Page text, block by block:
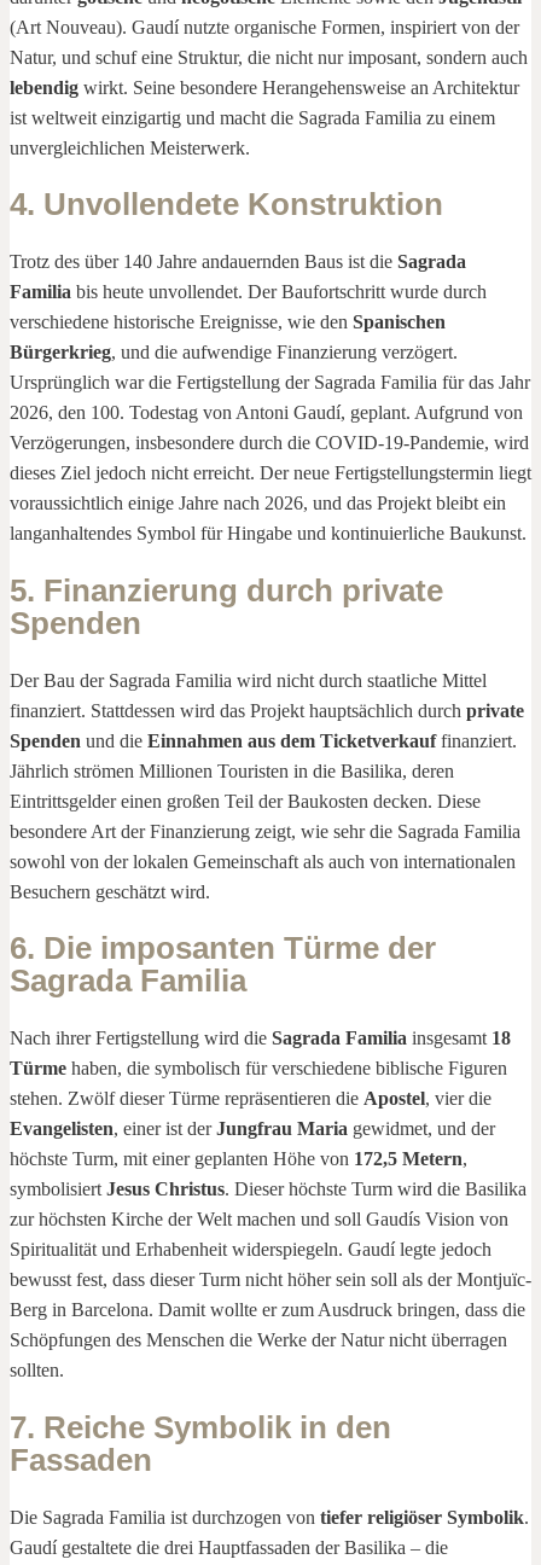
(Art Nouveau). Gaudí nutzte organische Formen, inspiriert von der
Natur, und schuf eine Struktur, die nicht nur imposant, sondern auch
lebendig wirkt. Seine besondere Herangehensweise an Architektur
ist weltweit einzigartig und macht die Sagrada Familia zu einem
unvergleichlichen Meisterwerk.
4. Unvollendete Konstruktion
Trotz des über 140 Jahre andauernden Baus ist die Sagrada
Familia bis heute unvollendet. Der Baufortschritt wurde durch
verschiedene historische Ereignisse, wie den Spanischen
Bürgerkrieg, und die aufwendige Finanzierung verzögert.
Ursprünglich war die Fertigstellung der Sagrada Familia für das Jahr
2026, den 100. Todestag von Antoni Gaudí, geplant. Aufgrund von
Verzögerungen, insbesondere durch die COVID-19-Pandemie, wird
dieses Ziel jedoch nicht erreicht. Der neue Fertigstellungstermin liegt
voraussichtlich einige Jahre nach 2026, und das Projekt bleibt ein
langanhaltendes Symbol für Hingabe und kontinuierliche Baukunst.
5. Finanzierung durch private
Spenden
Der Bau der Sagrada Familia wird nicht durch staatliche Mittel
finanziert. Stattdessen wird das Projekt hauptsächlich durch private
Spenden und die Einnahmen aus dem Ticketverkauffinanziert.
Jährlich strömen Millionen Touristen in die Basilika, deren
Eintrittsgelder einen großen Teil der Baukosten decken. Diese
besondere Art der Finanzierung zeigt, wie sehr die Sagrada Familia
sowohl von der lokalen Gemeinschaft als auch von internationalen
Besuchern geschätzt wird.
6. Die imposanten Türme der
Sagrada Familia
Nach ihrer Fertigstellung wird die Sagrada Familia insgesamt 18
Türme haben, die symbolisch für verschiedene biblische Figuren
stehen. Zwölf dieser Türme repräsentieren die Apostel, vier die
Evangelisten, einer ist derJungfrau Maria gewidmet, und der
höchste Turm, mit einer geplanten Höhe von 172,5 Metern,
symbolisiert Jesus Christus. Dieser höchste Turm wird die Basilika
zur höchsten Kirche der Welt machen und soll Gaudís Vision von
Spiritualität und Erhabenheit widerspiegeln. Gaudí legte jedoch
bewusst fest, dass dieser Turm nicht höher sein soll als der Montjuïc-
Berg in Barcelona. Damit wollte er zum Ausdruck bringen, dass die
Schöpfungen des Menschen die Werke der Natur nicht überragen
sollten.
7. Reiche Symbolik in den
Fassaden
Die Sagrada Familia ist durchzogen von tiefer religiöser Symbolik.
Gaudí gestaltete die drei Hauptfassaden der Basilika – die